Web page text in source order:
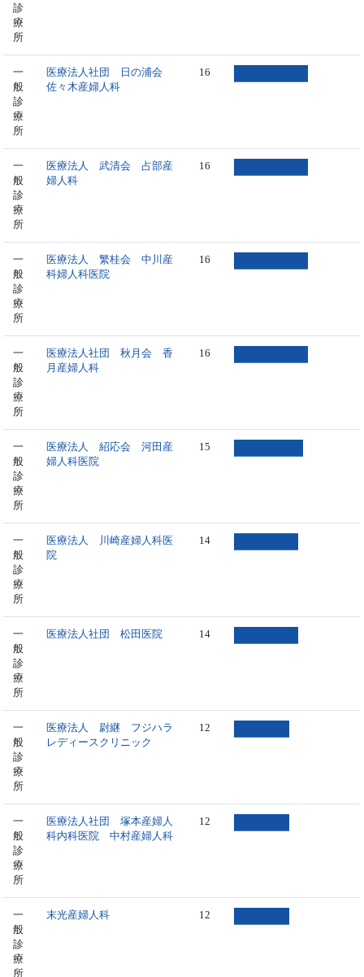
診
療
所
一
般
診
療
所
医療法人社団 日の浦会
佐々木産婦人科
16
一
般
診
療
所
医療法人 武清会 占部産
婦人科
16
一
般
診
療
所
医療法人 繁桂会 中川産
科婦人科医院
16
一
般
診
療
所
医療法人社団 秋月会 香
月産婦人科
16
一
般
診
療
所
医療法人 紹応会 河田産
婦人科医院
15
一
般
診
療
所
医療法人 川崎産婦人科医
院
14
一
般
診
療
所
医療法人社団 松田医院 14
一
般
診
療
所
医療法人 尉継 フジハラ
レディースクリニック
12
一
般
診
療
所
医療法人社団 塚本産婦人
科内科医院 中村産婦人科
12
一
般
診
療
所
末光産婦人科 12